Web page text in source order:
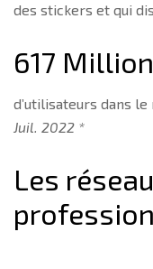
des stickers et qui
617
d’utilisateurs dans le
Juil. 2022 *
Les